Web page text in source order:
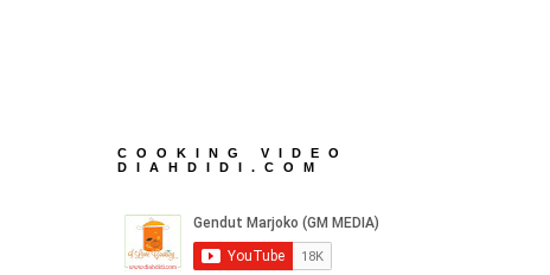
COOKING VIDEO
DIAHDIDI.COM